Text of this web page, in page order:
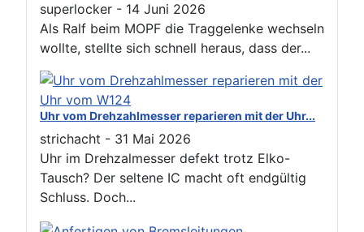
superlocker - 14 Juni 2026
Als Ralf beim MOPF die Traggelenke wechseln
wollte, stellte sich schnell heraus, dass der...
Uhr vom Drehzahlmesser reparieren mit der Uhr...
strichacht - 31 Mai 2026
Uhr im Drehzalmesser defekt trotz Elko-
Tausch? Der seltene IC macht oft endgültig
Schluss. Doch...